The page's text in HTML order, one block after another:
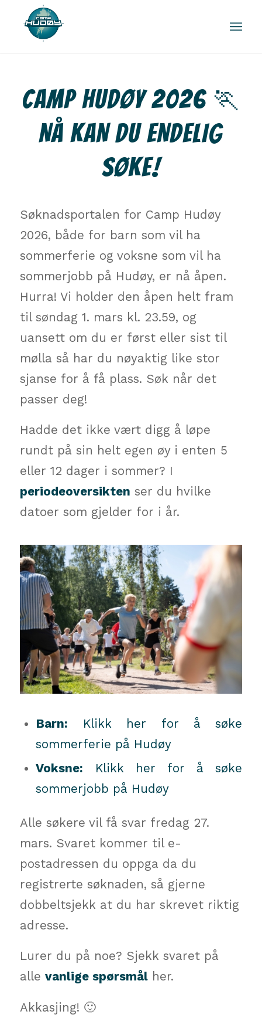
CAMP HUDØY 2026 🏃
NÅ KAN DU ENDELIG
SØKE!
Søknadsportalen for Camp Hudøy
2026, både for barn som vil ha
sommerferie og voksne som vil ha
sommerjobb på Hudøy, er nå åpen.
Hurra! Vi holder den åpen helt fram
til søndag 1. mars kl. 23.59, og
uansett om du er først eller sist til
mølla så har du nøyaktig like stor
sjanse for å få plass. Søk når det
passer deg!
Hadde det ikke vært digg å løpe
rundt på sin helt egen øy i enten 5
eller 12 dager i sommer? I
periodeoversikten ser du hvilke
datoer som gjelder for i år.
Barn:
Klikk her for å søke
sommerferie på Hudøy
Voksne:
Klikk her for å søke
sommerjobb på Hudøy
Alle søkere vil få svar fredag 27.
mars. Svaret kommer til e-
postadressen du oppga da du
registrerte søknaden, så gjerne
dobbeltsjekk at du har skrevet riktig
adresse.
Lurer du på noe? Sjekk svaret på
alle vanlige spørsmålher.
Akkasjing! 🙂